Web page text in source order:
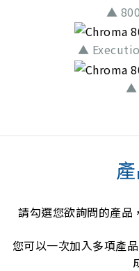
▲
▲
▲
請勾選您欲詢問的產品
您可以一次加入多項產